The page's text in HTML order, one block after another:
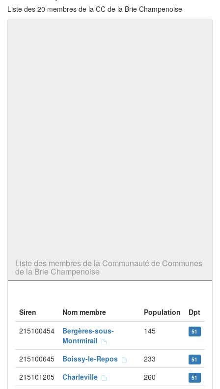
Liste des 20 membres de la CC de la Brie Champenoise
Liste des membres de la Communauté de Communes
de la Brie Champenoise
Siren Nom membre Population
Dpt
215100454
Bergères-sous-
Montmirail
145 51
215100645 Boissy-le-Repos 233 51
215101205 Charleville 260 51